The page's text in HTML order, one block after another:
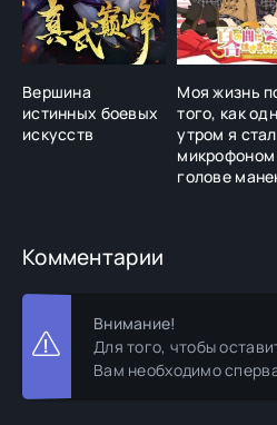
Вершина
истинных боевых
искусств
Моя жизнь
того, как
утром я стал
микрофоном
голове
Комментарии
Внимание!
Для того, чтобы
Вам необходимо